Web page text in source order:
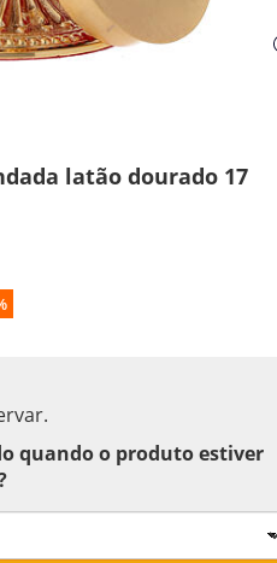
latão dourado 17
quando o produto estiver